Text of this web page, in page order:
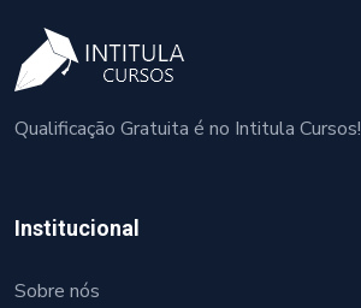
Qualificação Gratuita é no Intitula Cursos!
Institucional
Sobre nós